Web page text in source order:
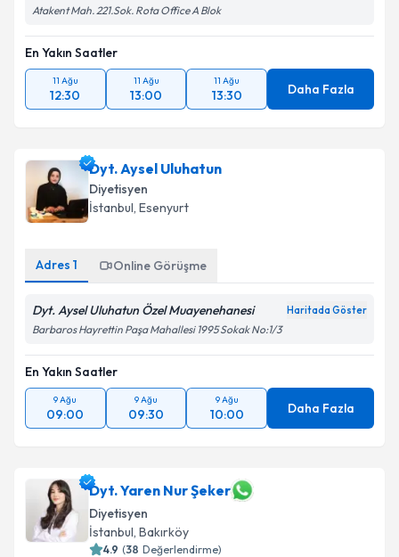
Atakent Mah. 221.Sok. Rota Office A Blok
En Yakın Saatler
11 Ağu
12:30
11 Ağu
13:00
11 Ağu
13:30 Daha Fazla
Dyt. Aysel Uluhatun
Diyetisyen
İstanbul, Esenyurt
Adres 1 Online Görüşme
Dyt. Aysel Uluhatun Özel Muayenehanesi Haritada Göster
Barbaros Hayrettin Paşa Mahallesi 1995 Sokak No:1/3
En Yakın Saatler
9 Ağu
09:00
9 Ağu
09:30
9 Ağu
10:00 Daha Fazla
Dyt. Yaren Nur Şeker
Diyetisyen
İstanbul, Bakırköy
4.9 (38 Değerlendirme)